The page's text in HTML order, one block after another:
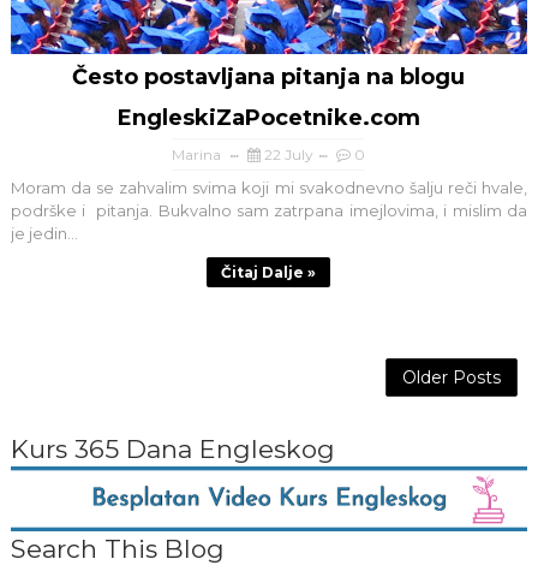
Često postavljana pitanja na blogu
EngleskiZaPocetnike.com
Marina 22 July 0
Moram da se zahvalim svima koji mi svakodnevno šalju reči hvale,
podrške i pitanja. Bukvalno sam zatrpana imejlovima, i mislim da
je jedin...
Čitaj Dalje »
Older Posts
Kurs 365 Dana Engleskog
Search This Blog